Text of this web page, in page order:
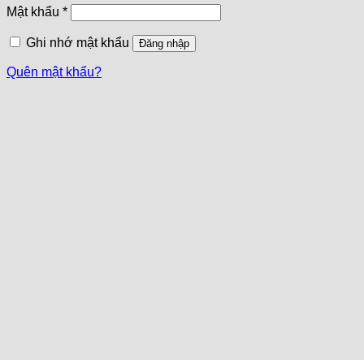
Mật khẩu *
Ghi nhớ mật khẩu Đăng nhập
Quên mật khẩu?